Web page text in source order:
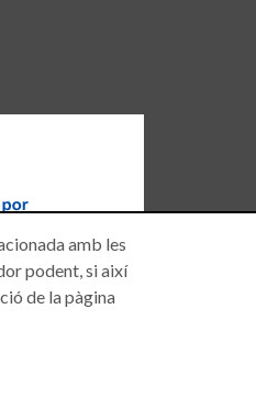
amb les
podent, si així
de la pàgina